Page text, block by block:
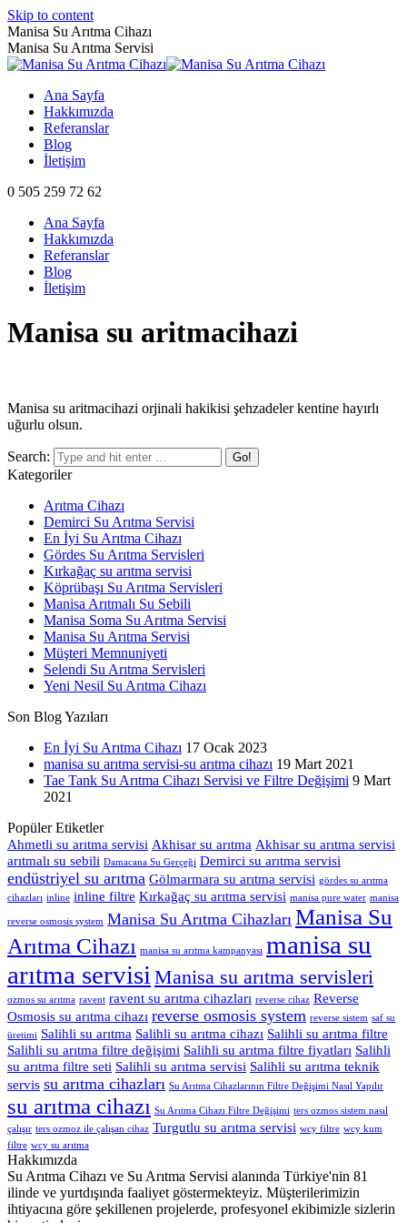
Skip to content
Manisa Su Arıtma Cihazı
Manisa Su Arıtma Servisi
Ana Sayfa
Hakkımızda
Referanslar
Blog
İletişim
0 505 259 72 62
Ana Sayfa
Hakkımızda
Referanslar
Blog
İletişim
Manisa su aritmacihazi
Manisa su aritmacihazi orjinali hakikisi şehzadeler kentine hayırlı
uğurlu olsun.
Search:
Kategoriler
Arıtma Cihazı
Demirci Su Arıtma Servisi
En İyi Su Arıtma Cihazı
Gördes Su Arıtma Servisleri
Kırkağaç su arıtma servisi
Köprübaşı Su Arıtma Servisleri
Manisa Arıtmalı Su Sebili
Manisa Soma Su Arıtma Servisi
Manisa Su Arıtma Servisi
Müşteri Memnuniyeti
Selendi Su Arıtma Servisleri
Yeni Nesil Su Arıtma Cihazı
Son Blog Yazıları
En İyi Su Arıtma Cihazı 17 Ocak 2023
manisa su arıtma servisi-su arıtma cihazı 19 Mart 2021
Tae Tank Su Arıtma Cihazı Servisi ve Filtre Değişimi 9 Mart
2021
Popüler Etiketler
Ahmetli su arıtma servisi Akhisar su arıtma Akhisar su arıtma servisi
arıtmalı su sebili Damacana Su Gerçeği Demirci su arıtma servisi
endüstriyel su arıtma Gölmarmara su arıtma servisi gördes su arıtma
cihazları inline inline filtre Kırkağaç su arıtma servisi manisa pure water manisa
reverse osmosis system Manisa Su Arıtma Cihazları Manisa Su
Arıtma Cihazı manisa su arıtma kampanyası manisa su
arıtma servisi Manisa su arıtma servisleri
ozmos su arıtma ravent ravent su arıtma cihazları reverse cihaz Reverse
Osmosis su arıtma cihazı reverse osmosis system reverse sistem saf su
üretimi Salihli su arıtma Salihli su arıtma cihazı Salihli su arıtma filtre
Salihli su arıtma filtre değişimi Salihli su arıtma filtre fiyatları Salihli
su arıtma filtre seti Salihli su arıtma servisi Salihli su arıtma teknik
servis su arıtma cihazları Su Arıtma Cihazlarının Filtre Değişimi Nasıl Yapılır
su arıtma cihazı Su Arıtma Cihazı Filtre Değişimi ters ozmos sistem nasıl
çalışır ters ozmoz ile çalışan cihaz Turgutlu su arıtma servisi wcy filtre wcy kum
filtre wcy su arıtma
Hakkımızda
Su Arıtma Cihazı ve Su Arıtma Servisi alanında Türkiye'nin 81
ilinde ve yurtdışında faaliyet göstermekteyiz. Müşterilerimizin
ihtiyacına göre şekillenen projelerde, profesyonel ekibimizle sizlerin